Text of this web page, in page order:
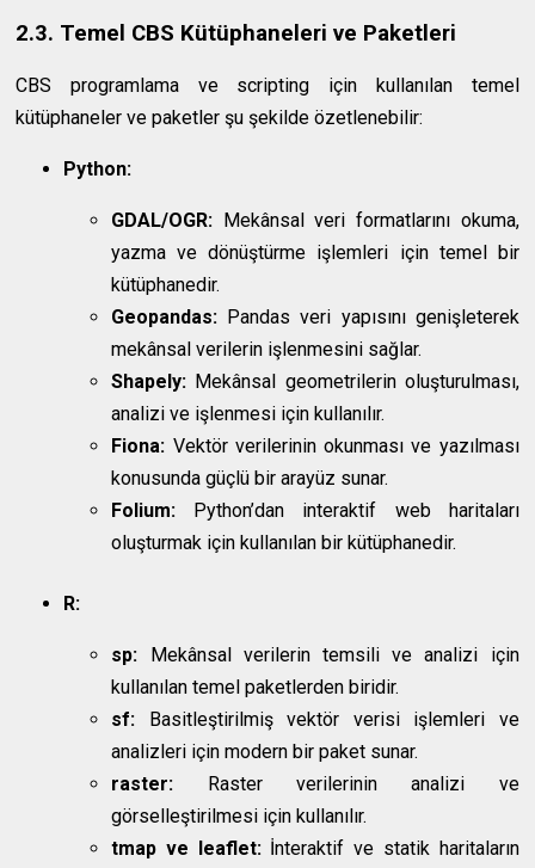
2.3. Temel CBS Kütüphaneleri ve Paketleri
CBS programlama ve scripting için kullanılan temel
kütüphaneler ve paketler şu şekilde özetlenebilir:
Python:
GDAL/OGR: Mekânsal veri formatlarını okuma,
yazma ve dönüştürme işlemleri için temel bir
kütüphanedir.
Geopandas: Pandas veri yapısını genişleterek
mekânsal verilerin işlenmesini sağlar.
Shapely: Mekânsal geometrilerin oluşturulması,
analizi ve işlenmesi için kullanılır.
Fiona: Vektör verilerinin okunması ve yazılması
konusunda güçlü bir arayüz sunar.
Folium: Python’dan interaktif web haritaları
oluşturmak için kullanılan bir kütüphanedir.
R:
sp: Mekânsal verilerin temsili ve analizi için
kullanılan temel paketlerden biridir.
sf: Basitleştirilmiş vektör verisi işlemleri ve
analizleri için modern bir paket sunar.
raster: Raster verilerinin analizi ve
görselleştirilmesi için kullanılır.
tmap ve leaflet:İnteraktif ve statik haritaların